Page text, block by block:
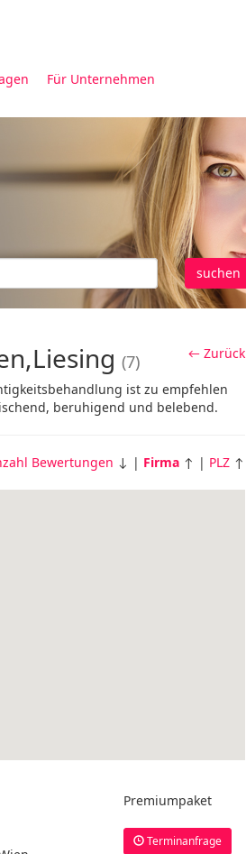
Für Unternehmen
suchen
← Zurück
(7)
ist zu empfehlen
beruhigend und belebend.
Bewertungen ↓ | Firma ↑ | PLZ ↑
Premiumpaket
Terminanfrage